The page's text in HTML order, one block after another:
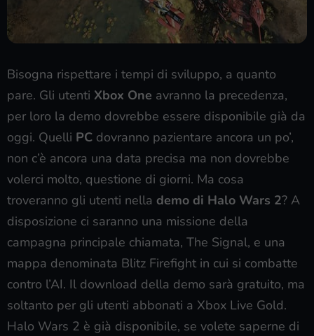
Bisogna rispettare i tempi di sviluppo, a quanto
pare. Gli utenti Xbox One avranno la precedenza,
per loro la demo dovrebbe essere disponibile già da
oggi. Quelli PC dovranno pazientare ancora un po’,
non c’è ancora una data precisa ma non dovrebbe
volerci molto, questione di giorni. Ma cosa
troveranno gli utenti nella demo di Halo Wars 2? A
disposizione ci saranno una missione della
campagna principale chiamata, The Signal, e una
mappa denominata Blitz Firefight in cui si combatte
contro l’AI. Il download della demo sarà gratuito, ma
soltanto per gli utenti abbonati a Xbox Live Gold.
Halo Wars 2 è già disponibile, se volete saperne di